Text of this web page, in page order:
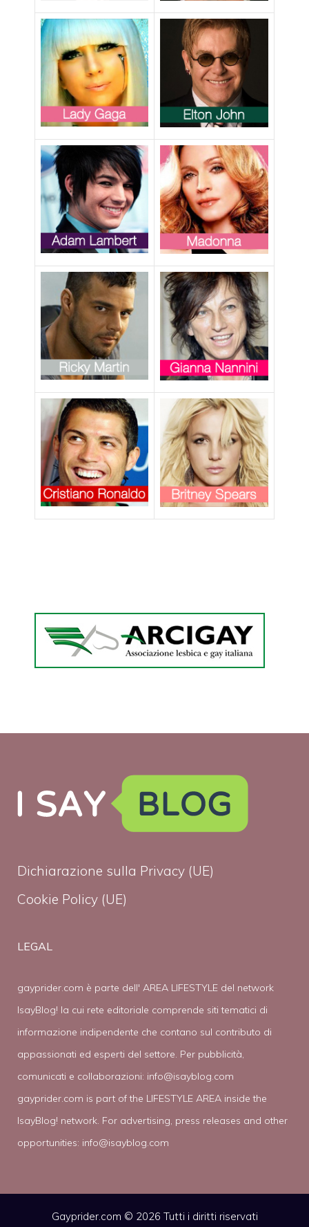
Dichiarazione sulla Privacy (UE)
Cookie Policy (UE)
LEGAL
gayprider.com è parte dell' AREA LIFESTYLE del network
IsayBlog! la cui rete editoriale comprende siti tematici di
informazione indipendente che contano sul contributo di
appassionati ed esperti del settore. Per pubblicità,
comunicati e collaborazioni: info@isayblog.com
gayprider.com is part of the LIFESTYLE AREA inside the
IsayBlog! network. For advertising, press releases and other
opportunities: info@isayblog.com
Gayprider.com © 2026 Tutti i diritti riservati